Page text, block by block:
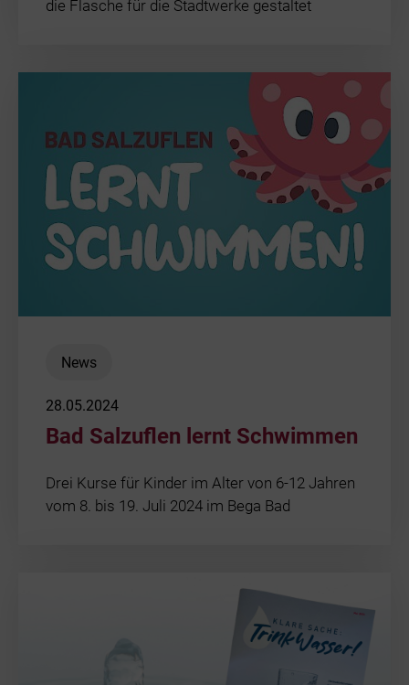
die Flasche für die Stadtwerke gestaltet
News
28.05.2024
Bad Salzuflen lernt Schwimmen
Drei Kurse für Kinder im Alter von 6-12 Jahren
vom 8. bis 19. Juli 2024 im Bega Bad